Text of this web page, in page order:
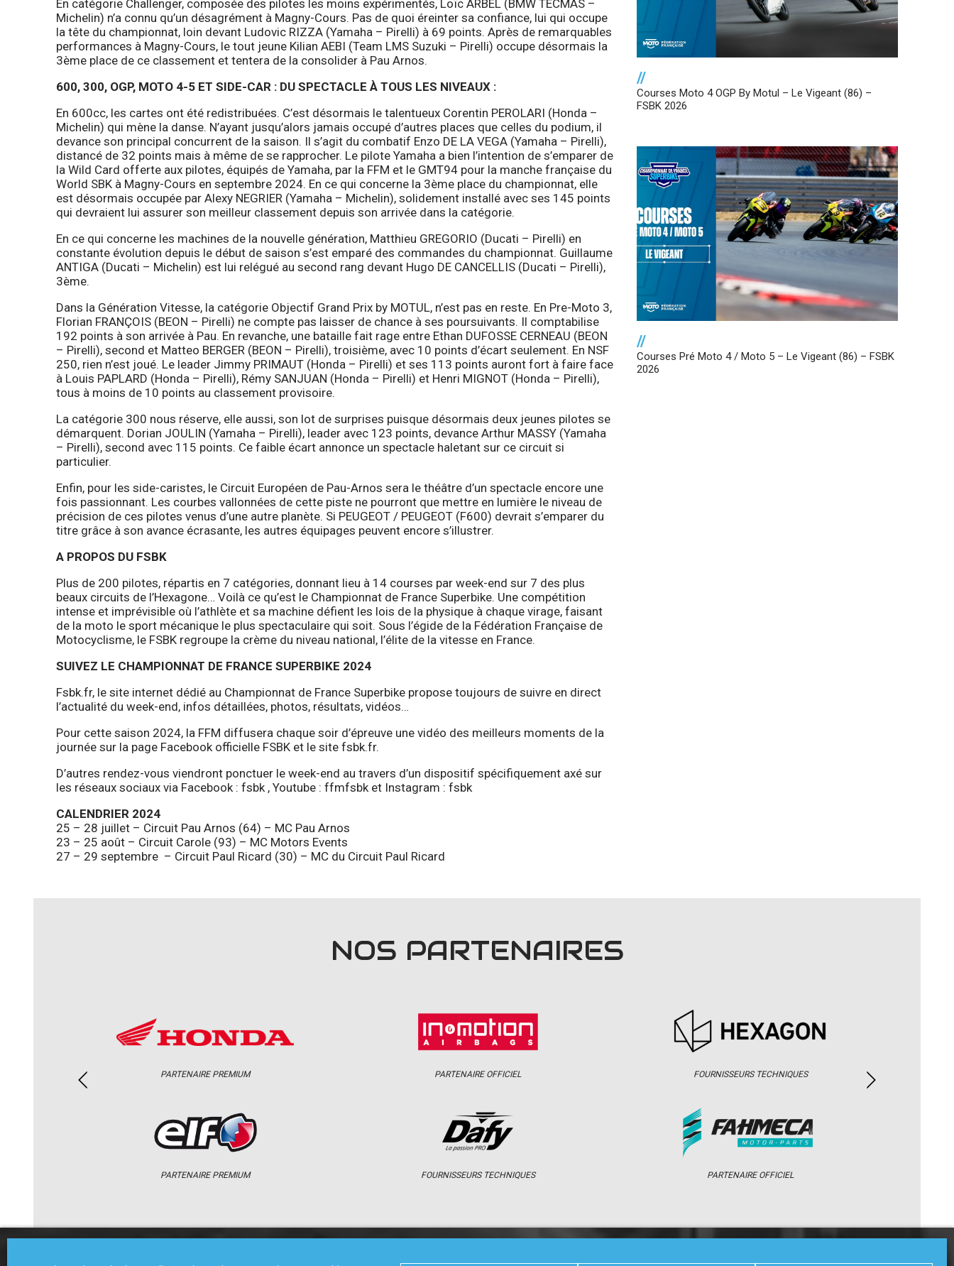
En catégorie Challenger, composée des pilotes les moins expérimentés, Loïc ARBEL (BMW TECMAS –
Michelin) n’a connu qu’un désagrément à Magny-Cours. Pas de quoi éreinter sa confiance, lui qui occupe
la tête du championnat, loin devant Ludovic RIZZA (Yamaha – Pirelli) à 69 points. Après de remarquables
performances à Magny-Cours, le tout jeune Kilian AEBI (Team LMS Suzuki – Pirelli) occupe désormais la
3ème place de ce classement et tentera de la consolider à Pau Arnos.
600, 300, OGP, MOTO 4-5 ET SIDE-CAR : DU SPECTACLE À TOUS LES NIVEAUX :
En 600cc, les cartes ont été redistribuées. C’est désormais le talentueux Corentin PEROLARI (Honda –
Michelin) qui mène la danse. N’ayant jusqu’alors jamais occupé d’autres places que celles du podium, il
devance son principal concurrent de la saison. Il s’agit du combatif Enzo DE LA VEGA (Yamaha – Pirelli),
distancé de 32 points mais à même de se rapprocher. Le pilote Yamaha a bien l’intention de s’emparer de
la Wild Card offerte aux pilotes, équipés de Yamaha, par la FFM et le GMT94 pour la manche française du
World SBK à Magny-Cours en septembre 2024. En ce qui concerne la 3ème place du championnat, elle
est désormais occupée par Alexy NEGRIER (Yamaha – Michelin), solidement installé avec ses 145 points
qui devraient lui assurer son meilleur classement depuis son arrivée dans la catégorie.
En ce qui concerne les machines de la nouvelle génération, Matthieu GREGORIO (Ducati – Pirelli) en
constante évolution depuis le début de saison s’est emparé des commandes du championnat. Guillaume
ANTIGA (Ducati – Michelin) est lui relégué au second rang devant Hugo DE CANCELLIS (Ducati – Pirelli),
3ème.
Dans la Génération Vitesse, la catégorie Objectif Grand Prix by MOTUL, n’est pas en reste. En Pre-Moto 3,
Florian FRANÇOIS (BEON – Pirelli) ne compte pas laisser de chance à ses poursuivants. Il comptabilise
192 points à son arrivée à Pau. En revanche, une bataille fait rage entre Ethan DUFOSSE CERNEAU (BEON
– Pirelli), second et Matteo BERGER (BEON – Pirelli), troisième, avec 10 points d’écart seulement. En NSF
250, rien n’est joué. Le leader Jimmy PRIMAUT (Honda – Pirelli) et ses 113 points auront fort à faire face
à Louis PAPLARD (Honda – Pirelli), Rémy SANJUAN (Honda – Pirelli) et Henri MIGNOT (Honda – Pirelli),
tous à moins de 10 points au classement provisoire.
La catégorie 300 nous réserve, elle aussi, son lot de surprises puisque désormais deux jeunes pilotes se
démarquent. Dorian JOULIN (Yamaha – Pirelli), leader avec 123 points, devance Arthur MASSY (Yamaha
– Pirelli), second avec 115 points. Ce faible écart annonce un spectacle haletant sur ce circuit si
particulier.
Enfin, pour les side-caristes, le Circuit Européen de Pau-Arnos sera le théâtre d’un spectacle encore une
fois passionnant. Les courbes vallonnées de cette piste ne pourront que mettre en lumière le niveau de
précision de ces pilotes venus d’une autre planète. Si PEUGEOT / PEUGEOT (F600) devrait s’emparer du
titre grâce à son avance écrasante, les autres équipages peuvent encore s’illustrer.
A PROPOS DU FSBK
Plus de 200 pilotes, répartis en 7 catégories, donnant lieu à 14 courses par week-end sur 7 des plus
beaux circuits de l’Hexagone… Voilà ce qu’est le Championnat de France Superbike. Une compétition
intense et imprévisible où l’athlète et sa machine défient les lois de la physique à chaque virage, faisant
de la moto le sport mécanique le plus spectaculaire qui soit. Sous l’égide de la Fédération Française de
Motocyclisme, le FSBK regroupe la crème du niveau national, l’élite de la vitesse en France.
SUIVEZ LE CHAMPIONNAT DE FRANCE SUPERBIKE 2024
Fsbk.fr, le site internet dédié au Championnat de France Superbike propose toujours de suivre en direct
l’actualité du week-end, infos détaillées, photos, résultats, vidéos…
Pour cette saison 2024, la FFM diffusera chaque soir d’épreuve une vidéo des meilleurs moments de la
journée sur la page Facebook officielle FSBK et le site fsbk.fr.
D’autres rendez-vous viendront ponctuer le week-end au travers d’un dispositif spécifiquement axé sur
les réseaux sociaux via Facebook : fsbk, Youtube : ffmfsbket Instagram : fsbk
CALENDRIER 2024
25 – 28 juillet – Circuit Pau Arnos (64) – MC Pau Arnos
23 – 25 août – Circuit Carole (93) – MC Motors Events
27 – 29 septembre – Circuit Paul Ricard (30) – MC du Circuit Paul Ricard
//
Courses Moto 4 OGP By Motul – Le Vigeant (86) –
FSBK 2026
//
Courses Pré Moto 4 / Moto 5 – Le Vigeant (86) – FSBK
2026
NOS PARTENAIRES
PARTENAIRE PREMIUM
PARTENAIRE PREMIUM
PARTENAIRE OFFICIEL
FOURNISSEURS TECHNIQUES
FOURNISSEURS TECHNIQUES
PARTENAIRE OFFICIEL